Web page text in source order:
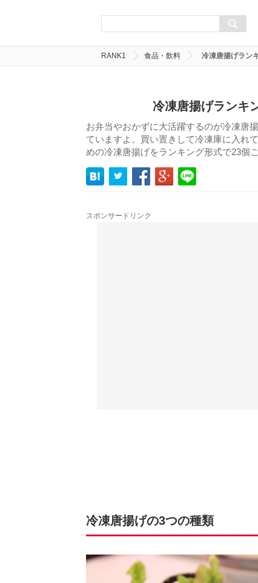
RANK1 食品・飲料 冷凍唐揚げラン
冷凍唐揚げランキ
お弁当やおかずに大活躍するのが冷凍唐
ていますよ。買い置きして冷凍庫に入れ
めの冷凍唐揚げをランキング形式で23個
スポンサードリンク
冷凍唐揚げの3つの種類